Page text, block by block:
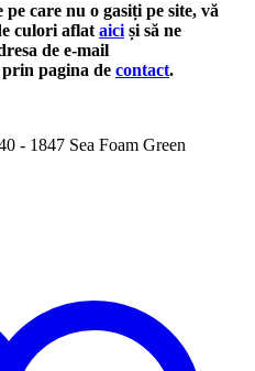
care nu o gasiți pe site, vă
culori aflataiciși să ne
de e-mail
pagina de contact.
- 1847 Sea Foam Green